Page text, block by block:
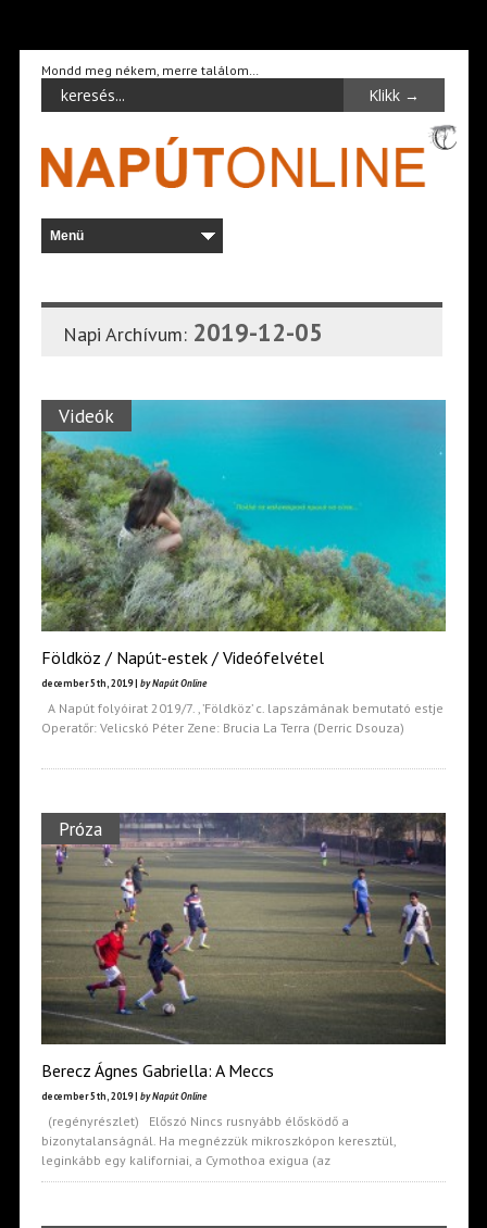
Mondd meg nékem, merre találom…
Napi Archívum: 2019-12-05
Videók
Földköz / Napút-estek / Videófelvétel
december 5th, 2019 | by Napút Online
A Napút folyóirat 2019/7. , ’Földköz’ c. lapszámának bemutató estje
Operatőr: Velicskó Péter Zene: Brucia La Terra (Derric Dsouza)
Próza
Berecz Ágnes Gabriella: A Meccs
december 5th, 2019 | by Napút Online
(regényrészlet) Előszó Nincs rusnyább élősködő a
bizonytalanságnál. Ha megnézzük mikroszkópon keresztül,
leginkább egy kaliforniai, a Cymothoa exigua (az